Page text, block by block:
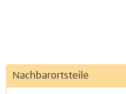
Nachbarortsteile